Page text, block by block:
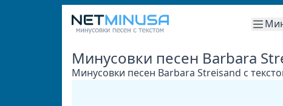
Минусовки песен Barbara
Минусовки песен Barbara Streisand с